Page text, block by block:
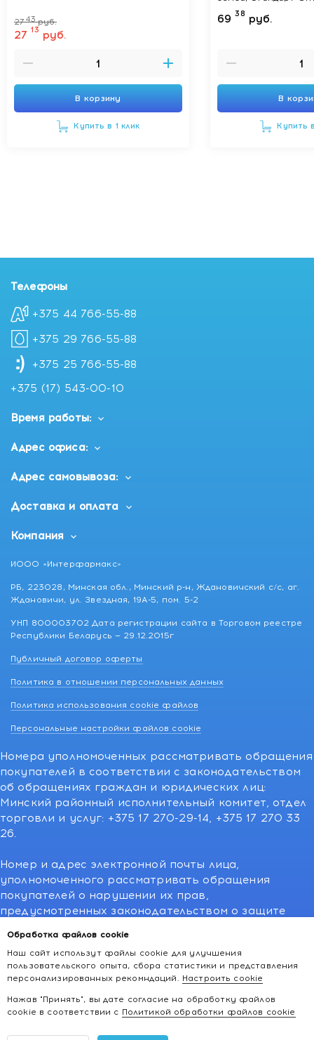
2743 руб.
27 13 руб.
В корзину
Купить в 1 клик
1209)
69 38 руб.
В
Купить
Обработка файлов cookie
Наш сайт использут файлы cookie для улучшения
пользовательского опыта, сбора статистики и представления
персонализированных рекомндаций. Настроить cookie
Нажав "Принять", вы дате согласие на обработку файлов
cookie в соответствии с Политикой обработки файлов cookie
Телефоны
+375 44 766-55-88
+375 29 766-55-88
+375 25 766-55-88
+375 (17) 543-00-10
Время работы:
Адрес офиса:
Адрес самовывоза:
Доставка и оплата
Компания
ИООО «Интерфармакс»
РБ, 223028, Минская обл., Минский р-н, Ждановичский с/с, аг.
Ждановичи, ул. Звездная, 19А-5, пом. 5-2
УНП 800003702 Дата регистрации сайта в Торговом реестре
Республики Беларусь — 29.12.2015г
Публичный договор оферты
Политика в отношении персональных данных
Политика использования cookie файлов
Персональные настройки файлов cookie
Номера уполномоченных рассматривать обращения
покупателей в соответствии с законодательством
об обращениях граждан и юридических лиц:
Минский районный исполнительный комитет, отдел
торговли и услуг: +375 17 270-29-14, +375 17 270 33
26.
Номер и адрес электронной почты лица,
уполномоченного рассматривать обращения
покупателей о нарушении их прав,
предусмотренных законодательством о защите
операторов), info@kakvapteke.by